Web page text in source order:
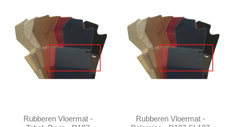
Rubberen Vloermat -
Rubberen Vloermat -